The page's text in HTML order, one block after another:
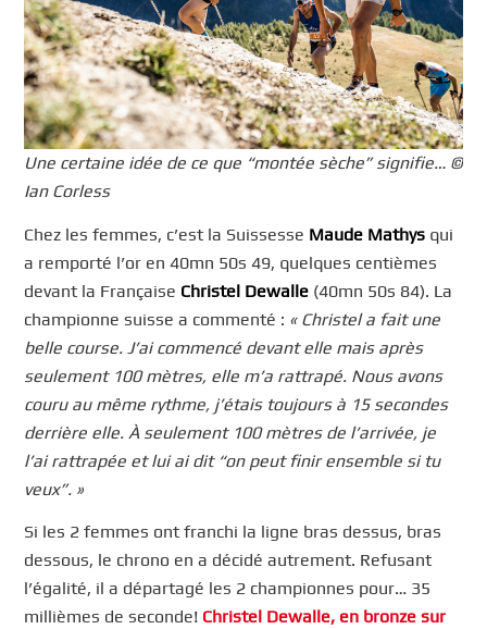
Une certaine idée de ce que “montée sèche” signifie… ©
Ian Corless
Chez les femmes, c’est la Suissesse Maude Mathys qui
a remporté l’or en 40mn 50s 49, quelques centièmes
devant la Française Christel Dewalle (40mn 50s 84). La
championne suisse a commenté : « Christel a fait une
belle course. J’ai commencé devant elle mais après
seulement 100 mètres, elle m’a rattrapé. Nous avons
couru au même rythme, j’étais toujours à 15 secondes
derrière elle. À seulement 100 mètres de l’arrivée, je
l’ai rattrapée et lui ai dit “on peut finir ensemble si tu
veux”. »
Si les 2 femmes ont franchi la ligne bras dessus, bras
dessous, le chrono en a décidé autrement. Refusant
l’égalité, il a départagé les 2 championnes pour… 35
millièmes de seconde! Christel Dewalle, en bronze sur